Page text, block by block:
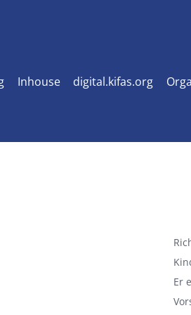
Inhouse digital.kifas.org
Er